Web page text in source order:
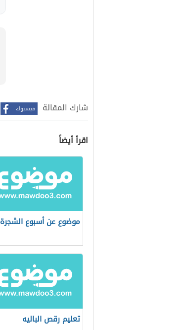
شارك المقالة فيسبوك
اقرأ أيضاً
موضوع عن أسبوع الشجرة
تعليم رقص الباليه